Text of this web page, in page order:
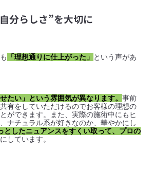
分らしさ”を大切に
「理想通りに仕上がった」 という声があ
せたい」という雰囲気が異なります。事前
有をしていただけるのでお客様の理想の
ができます。また、実際の施術中にもヒ
ナチュラル系が好きなのか、華やかにし
としたニュアンスをすくい取って、プロの
しています。